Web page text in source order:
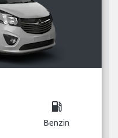
local_gas_station
Benzin